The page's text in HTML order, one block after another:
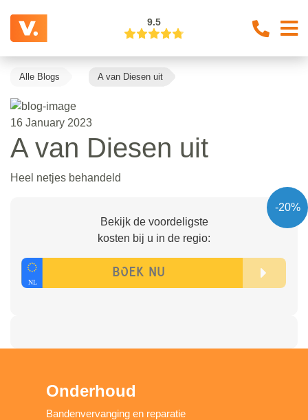
9.5
Alle Blogs A van Diesen uit
16 January 2023
A van Diesen uit
Heel netjes behandeld
-20%
Bekijk de voordeligste
kosten bij u in de regio:
Onderhoud
Bandenvervanging en reparatie